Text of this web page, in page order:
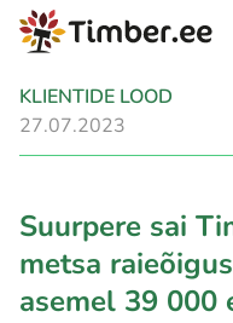
KLIENTIDE LOOD
27.07.2023
Suurpere sai
metsa
asemel 39 000